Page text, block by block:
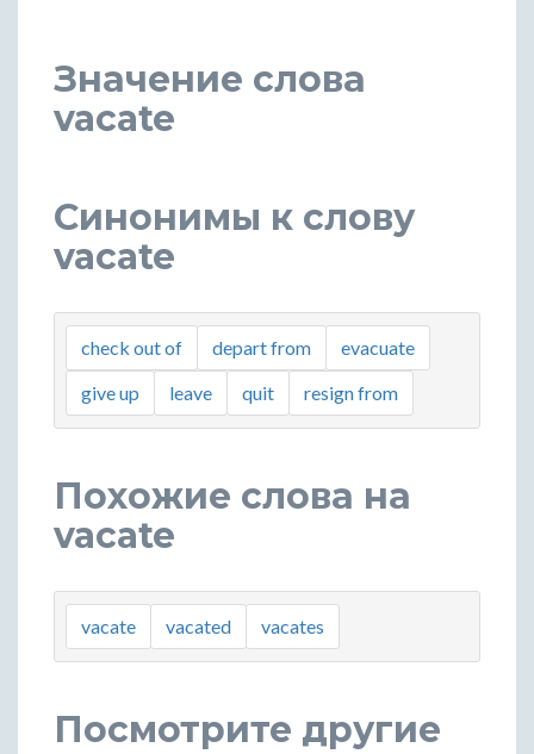
Значение слова
vacate
Синонимы к слову
vacate
check out of depart from
evacuate
give up
leave quit resign from
Похожие слова на
vacate
vacate vacated vacates
Посмотрите другие